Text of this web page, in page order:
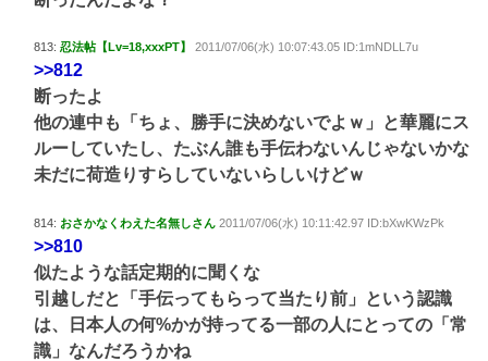
813: 忍法帖【Lv=18,xxxPT】 2011/07/06(水) 10:07:43.05 ID:1mNDLL7u
>>812
断ったよ
他の連中も「ちょ、勝手に決めないでよｗ」と華麗にス
ルーしていたし、たぶん誰も手伝わないんじゃないかな
未だに荷造りすらしていないらしいけどｗ
814: おさかなくわえた名無しさん 2011/07/06(水) 10:11:42.97 ID:bXwKWzPk
>>810
似たような話定期的に聞くな
引越しだと「手伝ってもらって当たり前」という認識
は、日本人の何%かが持ってる一部の人にとっての「常
識」なんだろうかね